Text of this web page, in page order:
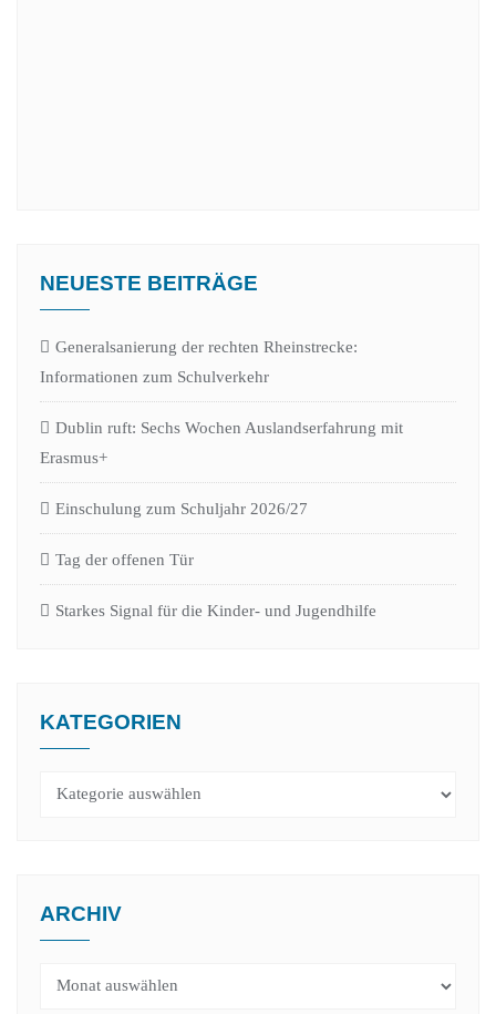
NEUESTE BEITRÄGE
Generalsanierung der rechten Rheinstrecke:
Informationen zum Schulverkehr
Dublin ruft: Sechs Wochen Auslandserfahrung mit
Erasmus+
Einschulung zum Schuljahr 2026/27
Tag der offenen Tür
Starkes Signal für die Kinder- und Jugendhilfe
KATEGORIEN
Kategorien
ARCHIV
Archiv